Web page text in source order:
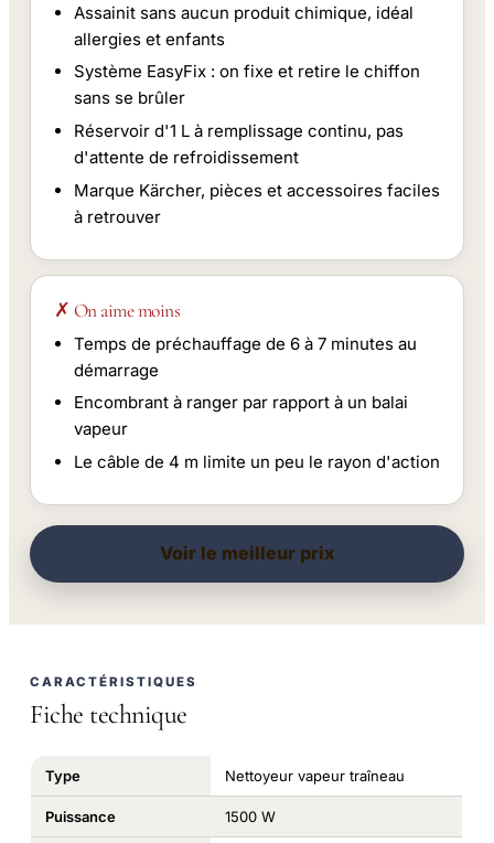
Assainit sans aucun produit chimique, idéal
allergies et enfants
Système EasyFix : on fixe et retire le chiffon
sans se brûler
Réservoir d'1 L à remplissage continu, pas
d'attente de refroidissement
Marque Kärcher, pièces et accessoires faciles
à retrouver
✗ On aime moins
Temps de préchauffage de 6 à 7 minutes au
démarrage
Encombrant à ranger par rapport à un balai
vapeur
Le câble de 4 m limite un peu le rayon d'action
Voir le meilleur prix
CARACTÉRISTIQUES
Fiche technique
Type Nettoyeur vapeur traîneau
Puissance 1500 W